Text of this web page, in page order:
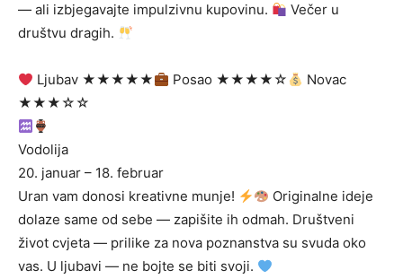
— ali izbjegavajte impulzivnu kupovinu.
Večer u
društvu dragih.
Ljubav ★★★★★ Posao ★★★★☆
Novac
★★★☆☆
Vodolija
20. januar – 18. februar
Uran vam donosi kreativne munje!
Originalne ideje
dolaze same od sebe — zapišite ih odmah. Društveni
život cvjeta — prilike za nova poznanstva su svuda oko
vas. U ljubavi — ne bojte se biti svoji.